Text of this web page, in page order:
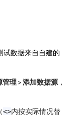
试数据来自自建的
管理>添加数据源 ，
<>内按实际情况替